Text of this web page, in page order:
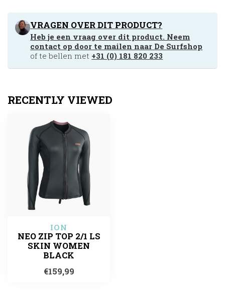
VRAGEN OVER DIT PRODUCT?
Heb je een vraag over dit product. Neem
contact op door te mailen naar De Surfshop
of te bellen met +31 (0) 181 820 233
RECENTLY VIEWED
ION
NEO ZIP TOP 2/1 LS
SKIN WOMEN
BLACK
€159,99